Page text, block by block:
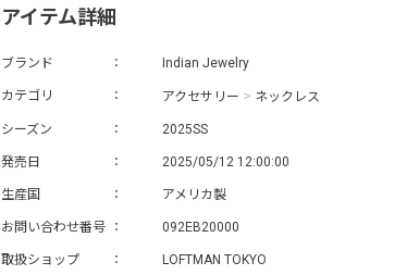
アイテム詳細
ブランド Indian Jewelry
カテゴリ アクセサリー > ネックレス
シーズン 2025SS
発売日 2025/05/12 12:00:00
生産国 アメリカ製
お問い合わせ番号 092EB20000
取扱ショップ LOFTMAN TOKYO